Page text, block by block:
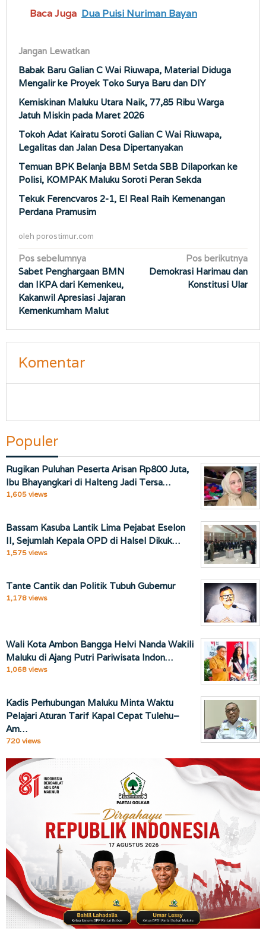
Baca Juga Dua Puisi Nuriman Bayan
Jangan Lewatkan
Babak Baru Galian C Wai Riuwapa, Material Diduga
Mengalir ke Proyek Toko Surya Baru dan DIY
Kemiskinan Maluku Utara Naik, 77,85 Ribu Warga
Jatuh Miskin pada Maret 2026
Tokoh Adat Kairatu Soroti Galian C Wai Riuwapa,
Legalitas dan Jalan Desa Dipertanyakan
Temuan BPK Belanja BBM Setda SBB Dilaporkan ke
Polisi, KOMPAK Maluku Soroti Peran Sekda
Tekuk Ferencvaros 2-1, El Real Raih Kemenangan
Perdana Pramusim
oleh porostimur.com
Navigasi
pos
Pos sebelumnya
Sabet Penghargaan BMN
dan IKPA dari Kemenkeu,
Kakanwil Apresiasi Jajaran
Kemenkumham Malut
Pos berikutnya
Demokrasi Harimau dan
Konstitusi Ular
Komentar
Populer
Rugikan Puluhan Peserta Arisan Rp800 Juta,
Ibu Bhayangkari di Halteng Jadi Tersa…
1,605 views
Bassam Kasuba Lantik Lima Pejabat Eselon
II, Sejumlah Kepala OPD di Halsel Dikuk…
1,575 views
Tante Cantik dan Politik Tubuh Gubernur
1,178 views
Wali Kota Ambon Bangga Helvi Nanda Wakili
Maluku di Ajang Putri Pariwisata Indon…
1,068 views
Kadis Perhubungan Maluku Minta Waktu
Pelajari Aturan Tarif Kapal Cepat Tulehu–
Am…
720 views